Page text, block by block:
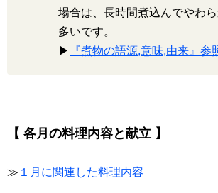
場合は、長時間煮込んでやわ
多いです。
▶
『煮物の語源,意味,由来』参
【 各月の料理内容と献立 】
≫ １月に関連した料理内容